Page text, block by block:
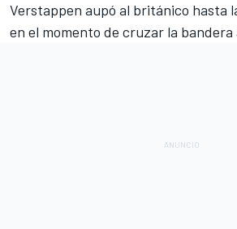
Verstappen aupó al británico hasta
en el momento de cruzar la bandera